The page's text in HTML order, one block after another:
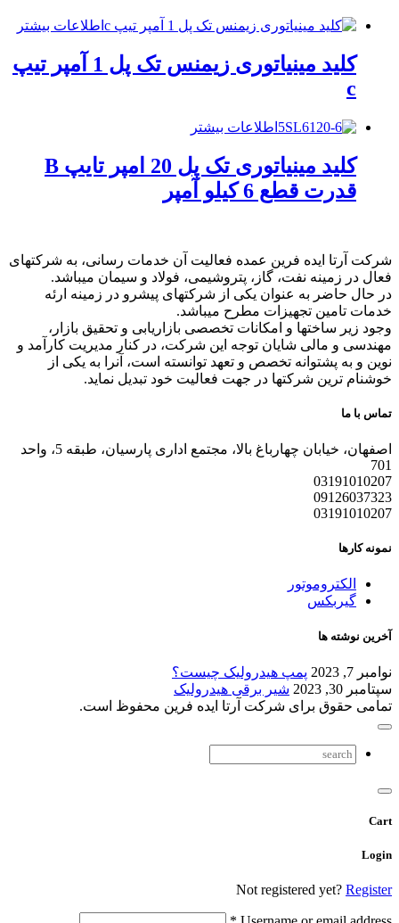
اطلاعات بیشتر
کلید مینیاتوری زیمنس تک پل 1 آمپر تیپ
c
اطلاعات بیشتر
کلید مینیاتوری تک پل 20 امپر تایپ B
قدرت قطع 6 کیلو آمپر
شرکت آرتا ایده فرین عمده فعالیت آن خدمات رسانی، به شرکتهای
فعال در زمینه نفت، گاز، پتروشیمی، فولاد و سیمان میباشد.
در حال حاضر به عنوان یکی از شرکتهای پیشرو در زمینه ارئه
خدمات تامین تجهیزات مطرح میباشد.
وجود زیر ساختها و امکانات تخصصی بازاریابی و تحقیق بازار،
مهندسی و مالی شایان توجه این شرکت، در کنار مدیریت کارآمد و
نوین و به پشتوانه تخصص و تعهد توانسته است، آنرا به یکی از
خوشنام ترین شرکتها در جهت فعالیت خود تبدیل نماید.
تماس با ما
اصفهان، خیابان چهارباغ بالا، مجتمع اداری پارسیان، طبقه 5، واحد
701
03191010207
09126037323
03191010207
نمونه کارها
الکتروموتور
گیربکس
آخرین نوشته ها
نوامبر 7, 2023
پمپ هیدرولیک چیست؟
سپتامبر 30, 2023
شیر برقی هیدرولیک
تمامی حقوق برای شرکت آرتا ایده فرین محفوظ است.
Cart
Login
Not registered yet? Register